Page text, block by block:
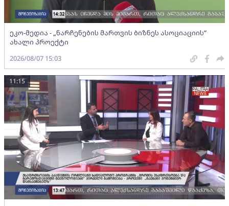
ეკო-მედია - „ნარჩენების მართვის ბიზნეს ასოციაციის”
ახალი პროექტი
2026/08/07 15:03
11:15